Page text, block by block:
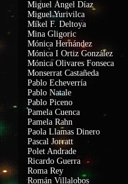
Miguel Ángel Díaz
Miguel Yurivilca
Míkel F. Deltoya
Mina Gligoric
Mónica Hernández
Mónica I Ortiz González
Mónica Olivares Fonseca
Monserrat Castañeda
Pablo Echeverría
Pablo Natale
Pablo Piceno
Pamela Cuenca
Pamela Rahn
Paola Llamas Dinero
Pascal Jorratt
Polet Andrade
Ricardo Guerra
Roma Rey
Román Villalobos